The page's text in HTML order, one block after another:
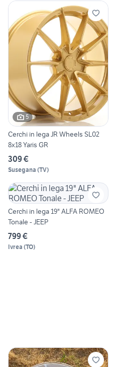
5
Cerchi in lega JR Wheels SL02
8x18 Yaris GR
309 €
Susegana (TV)
Cerchi in lega 19" ALFA ROMEO
Tonale - JEEP
799 €
Ivrea (TO)